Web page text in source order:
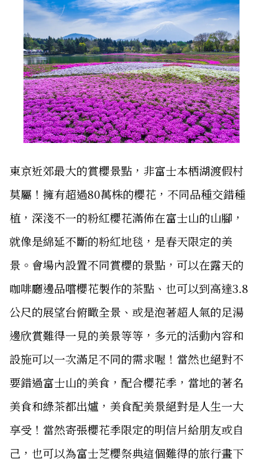
東京近郊最大的賞櫻景點，非富士本栖湖渡假村
莫屬！擁有超過80萬株的櫻花，不同品種交錯種
植，深淺不一的粉紅櫻花滿佈在富士山的山腳，
就像是綿延不斷的粉紅地毯，是春天限定的美
景。會場內設置不同賞櫻的景點，可以在露天的
咖啡廳邊品嚐櫻花製作的茶點、也可以到高達3.8
公尺的展望台俯瞰全景、或是泡著超人氣的足湯
邊欣賞難得一見的美景等等，多元的活動內容和
設施可以一次滿足不同的需求喔！當然也絕對不
要錯過富士山的美食，配合櫻花季，當地的著名
美食和綠茶都出爐，美食配美景絕對是人生一大
享受！當然寄張櫻花季限定的明信片給朋友或自
己，也可以為富士芝櫻祭典這個難得的旅行畫下